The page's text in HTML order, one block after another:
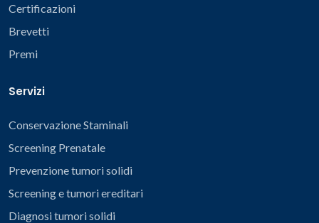
Certificazioni
Brevetti
Premi
Servizi
Conservazione Staminali
Screening Prenatale
Prevenzione tumori solidi
Screening e tumori ereditari
Diagnosi tumori solidi